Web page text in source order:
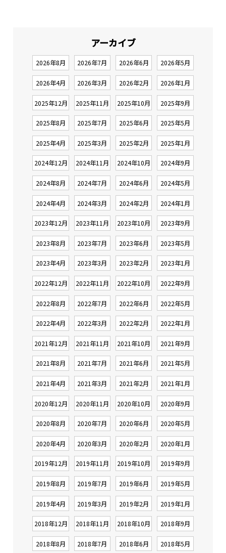
アーカイブ
2026年8月 2026年7月 2026年6月 2026年5月
2026年4月 2026年3月 2026年2月 2026年1月
2025年12月 2025年11月 2025年10月 2025年9月
2025年8月 2025年7月 2025年6月 2025年5月
2025年4月 2025年3月 2025年2月 2025年1月
2024年12月 2024年11月 2024年10月 2024年9月
2024年8月 2024年7月 2024年6月 2024年5月
2024年4月 2024年3月 2024年2月 2024年1月
2023年12月 2023年11月 2023年10月 2023年9月
2023年8月 2023年7月 2023年6月 2023年5月
2023年4月 2023年3月 2023年2月 2023年1月
2022年12月 2022年11月 2022年10月 2022年9月
2022年8月 2022年7月 2022年6月 2022年5月
2022年4月 2022年3月 2022年2月 2022年1月
2021年12月 2021年11月 2021年10月 2021年9月
2021年8月 2021年7月 2021年6月 2021年5月
2021年4月 2021年3月 2021年2月 2021年1月
2020年12月 2020年11月 2020年10月 2020年9月
2020年8月 2020年7月 2020年6月 2020年5月
2020年4月 2020年3月 2020年2月 2020年1月
2019年12月 2019年11月 2019年10月 2019年9月
2019年8月 2019年7月 2019年6月 2019年5月
2019年4月 2019年3月 2019年2月 2019年1月
2018年12月 2018年11月 2018年10月 2018年9月
2018年8月 2018年7月 2018年6月 2018年5月